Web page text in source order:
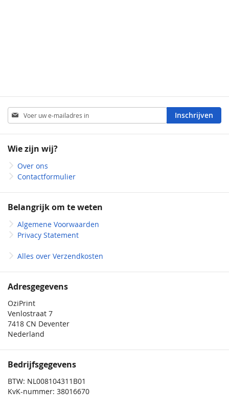
Abonneer
u
op
nieuwsbrief
Inschrijven
Wie zijn wij?
Over ons
Contactformulier
Belangrijk om te weten
Algemene Voorwaarden
Privacy Statement
Alles over Verzendkosten
Adresgegevens
OziPrint
Venlostraat 7
7418 CN Deventer
Nederland
Bedrijfsgegevens
BTW: NL008104311B01
KvK-nummer: 38016670